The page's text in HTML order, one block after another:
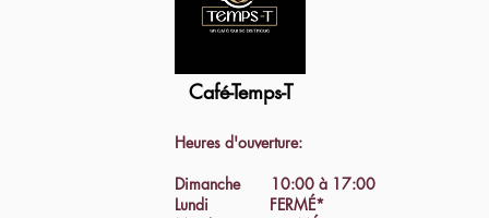
Café-Temps-T
Heures d'ouverture:
Dimanche 10:00 à 17:00
Lundi FERMÉ*